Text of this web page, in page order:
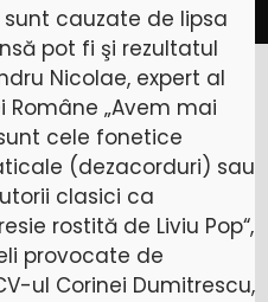
sunt cauzate de lipsa
pot fi şi rezultatul
Nicolae, expert al
Române „Avem mai
cele fonetice
(dezacorduri) sau
clasici ca
rostită de Liviu Pop“,
provocate de
ul Corinei Dumitrescu,